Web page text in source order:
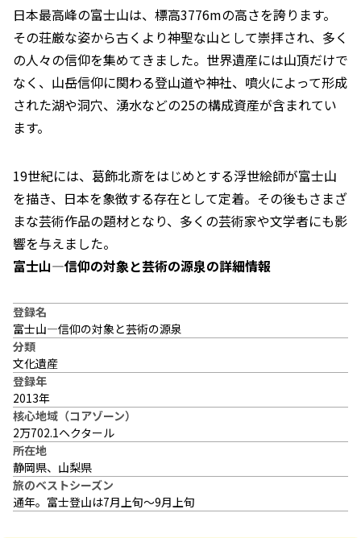
日本最高峰の富士山は、標高3776mの高さを誇ります。
その荘厳な姿から古くより神聖な山として崇拝され、多く
の人々の信仰を集めてきました。世界遺産には山頂だけで
なく、山岳信仰に関わる登山道や神社、噴火によって形成
された湖や洞穴、湧水などの25の構成資産が含まれてい
ます。
19世紀には、葛飾北斎をはじめとする浮世絵師が富士山
を描き、日本を象徴する存在として定着。その後もさまざ
まな芸術作品の題材となり、多くの芸術家や文学者にも影
響を与えました。
富士山―信仰の対象と芸術の源泉の詳細情報
登録名
富士山―信仰の対象と芸術の源泉
分類
文化遺産
登録年
2013年
核心地域（コアゾーン）
2万702.1ヘクタール
所在地
静岡県、山梨県
旅のベストシーズン
通年。富士登山は7月上旬～9月上旬